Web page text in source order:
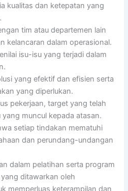
kualitas dan ketepatan yang
tim atau departemen lain
kelancaran dalam operasional.
isu-isu yang terjadi dalam
yang efektif dan efisien serta
yang diperlukan.
pekerjaan, target yang telah
yang muncul kepada atasan.
setiap tindakan mematuhi
dan perundang-undangan
dalam pelatihan serta program
ditawarkan oleh
memperluas keterampilan dan